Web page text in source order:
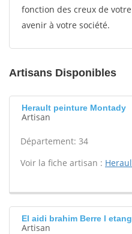
fonction des creux de
avenir à votre société.
Artisans Disponibles
Herault peinture Montady
Artisan
Département: 34
Voir la fiche artisan :
El aidi brahim Berre l etang
Artisan